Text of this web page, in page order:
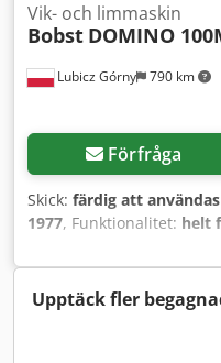
Lubicz Górny 790 km
Vik- och limmaskin
Bobst DOMINO
Förfråga
Skick: färdig att
1977, Funktionalitet: helt
100M, en vik- och
för produktion av
förpackningar. Maskinen
produktion, genomgår
mycket gott tekniskt
Upptäck fler